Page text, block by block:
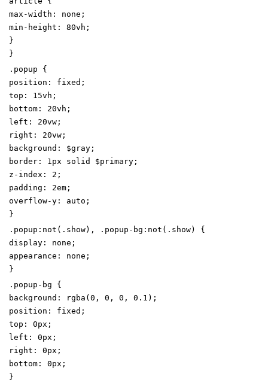
max-width : none ;
min-height : 80vh ;
}
}
. popup
{
position : fixed ;
top : 15vh ;
bottom : 20vh ;
left : 20vw ;
right : 20vw ;
background : $gray ;
border : 1 px solid $primary ;
z-index : 2 ;
padding : 2em ;
overflow-y : auto ;
}
. popup : not ( . show) , . popup-bg : not ( . show)
{
display : none ;
appearance : none ;
}
. popup-bg
{
background : rgba (0 , 0 , 0 , 0 .1 ) ;
position : fixed ;
top : 0px ;
left : 0px ;
right : 0px ;
bottom : 0px ;
}